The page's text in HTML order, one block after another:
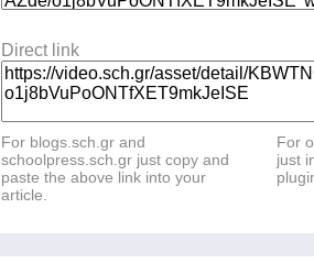
Direct link
For blogs.sch.gr and
schoolpress.sch.gr just copy and
paste the above link into your
article.
For
just